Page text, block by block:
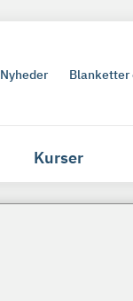
Nyheder Blanketter
Kurser